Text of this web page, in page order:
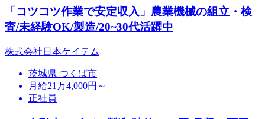
「コツコツ作業で安定収入」農業機械の組立・検
査/未経験OK/製造/20~30代活躍中
株式会社日本ケイテム
茨城県 つくば市
月給21万4,000円～
正社員